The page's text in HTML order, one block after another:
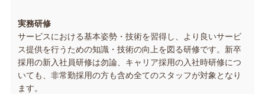
実務研修
サービスにおける基本姿勢・技術を習得し、より良いサービ
ス提供を行うための知識・技術の向上を図る研修です。新卒
採用の新入社員研修は勿論、キャリア採用の入社時研修につ
いても、非常勤採用の方も含め全てのスタッフが対象となり
ます。